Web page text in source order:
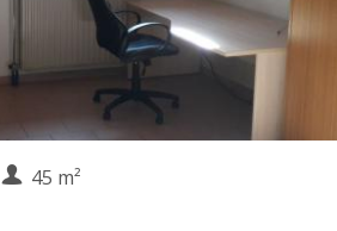
45 m²
Inrichting
Badkamer:
Privaat
Privé (aparte kamer)
Oppervlakte:
45 m
Private kamers: